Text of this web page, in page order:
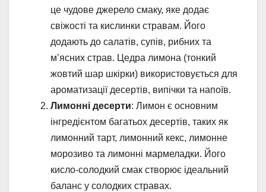
це чудове джерело смаку, яке додає
свіжості та кислинки стравам. Його
додають до салатів, супів, рибних та
м’ясних страв. Цедра лимона (тонкий
жовтий шар шкірки) використовується для
ароматизації десертів, випічки та напоїв.
Лимонні десерти: Лимон є основним
інгредієнтом багатьох десертів, таких як
лимонний тарт, лимонний кекс, лимонне
морозиво та лимонні мармеладки. Його
кисло-солодкий смак створює ідеальний
баланс у солодких стравах.